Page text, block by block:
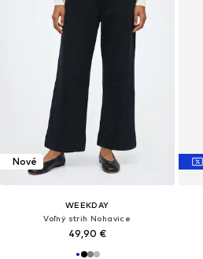
Nové
WEEKDAY
Voľný strih Nohavice
49,90 €